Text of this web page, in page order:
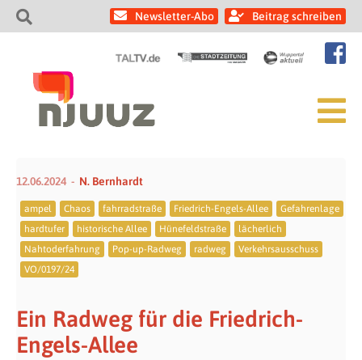
Newsletter-Abo Beitrag schreiben
12.06.2024 N. Bernhardt
ampel Chaos fahrradstraße Friedrich-Engels-Allee
Gefahrenlage
hardtufer
historische Allee Hünefeldstraße
lächerlich
Nahtoderfahrung
Pop-up-Radweg radweg
Verkehrsausschuss
VO/0197/24
Ein Radweg für die Friedrich-
Engels-Allee